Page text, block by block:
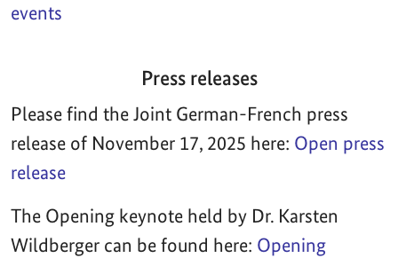
events
Press releases
Please find the Joint German-French press
release of November 17, 2025 here: Open press
release
The Opening keynote held by Dr. Karsten
Wildberger can be found here: Opening